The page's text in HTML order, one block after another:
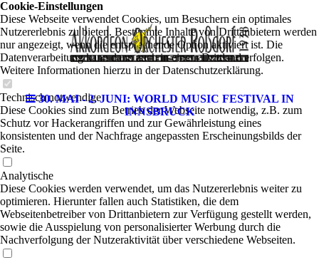
30. MAI - 2. JUNI: WORLD MUSIC FESTIVAL IN
INNSBRUCK
Cookie-Einstellungen
Diese Webseite verwendet Cookies, um Besuchern ein optimales
Nutzererlebnis zu bieten. Bestimmte Inhalte von Drittanbietern werden
nur angezeigt, wenn die entsprechende Option aktiviert ist. Die
Datenverarbeitung kann dann auch in einem Drittland erfolgen.
Weitere Informationen hierzu in der Datenschutzerklärung.
Technisch notwendige
Diese Cookies sind zum Betrieb der Webseite notwendig, z.B. zum
Schutz vor Hackerangriffen und zur Gewährleistung eines
konsistenten und der Nachfrage angepassten Erscheinungsbilds der
Seite.
Analytische
Diese Cookies werden verwendet, um das Nutzererlebnis weiter zu
optimieren. Hierunter fallen auch Statistiken, die dem
Webseitenbetreiber von Drittanbietern zur Verfügung gestellt werden,
sowie die Ausspielung von personalisierter Werbung durch die
Nachverfolgung der Nutzeraktivität über verschiedene Webseiten.